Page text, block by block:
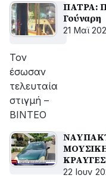
ΠΑΤΡΑ:
Γούναρη
21 Μαϊ
Τον
έσωσαν
τελευταία
στιγμή –
ΒΙΝΤΕΟ
22 Ιουν